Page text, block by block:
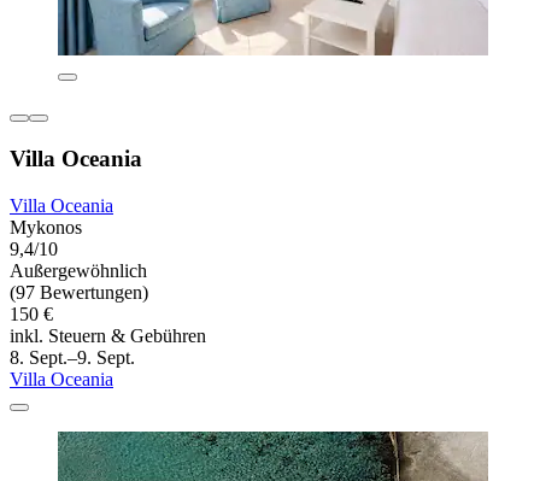
Villa Oceania
Villa Oceania
Mykonos
9,4/10
Außergewöhnlich
(97 Bewertungen)
150 €
inkl. Steuern & Gebühren
8. Sept.–9. Sept.
Villa Oceania